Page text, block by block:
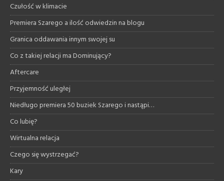
Czułość w klimacie
Premiera Szarego a ilość odwiedzin na blogu
Granica oddawania innym swojej su
Co z takiej relacji ma Dominujący?
Aftercare
Przyjemność uległej
Niedługo premiera 50 buziek Szarego i nastąpi…
Co lubię?
Wirtualna relacja
Czego się wystrzegać?
Kary